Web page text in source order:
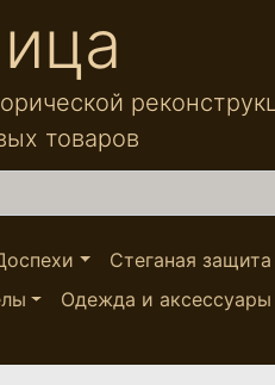
товаров
Стеганая защита
Одежда и аксессуары